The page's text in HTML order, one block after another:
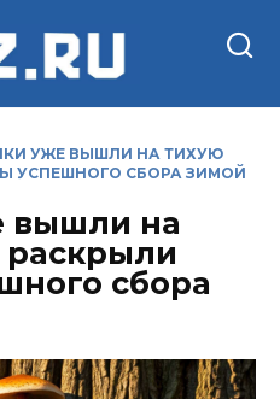
УЖЕ ВЫШЛИ НА ТИХУЮ
УСПЕШНОГО СБОРА ЗИМОЙ
вышли на
раскрыли
сбора